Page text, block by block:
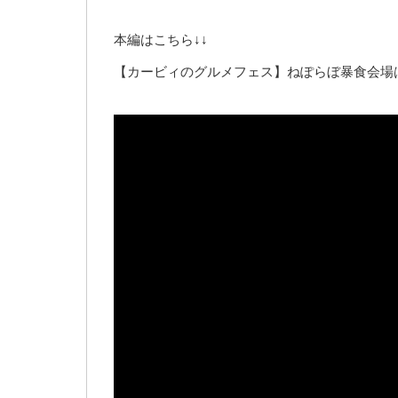
本編はこちら↓↓
【カービィのグルメフェス】ねぽらぼ暴食会場